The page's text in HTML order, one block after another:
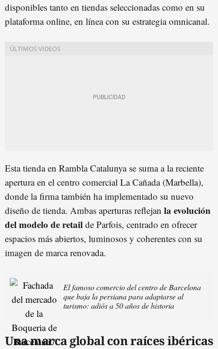
disponibles tanto en tiendas seleccionadas como en su
plataforma online, en línea con su estrategia omnicanal.
Esta tienda en Rambla Catalunya se suma a la reciente
apertura en el centro comercial La Cañada (Marbella),
donde la firma también ha implementado su nuevo
diseño de tienda. Ambas aperturas reflejan la evolución
del modelo de retail de Parfois, centrado en ofrecer
espacios más abiertos, luminosos y coherentes con su
imagen de marca renovada.
El famoso comercio del centro de Barcelona
que baja la persiana para adaptarse al
turismo: adiós a 50 años de historia
Una marca global con raíces ibéricas